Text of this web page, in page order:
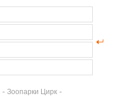
- Зоопарки Цирк -